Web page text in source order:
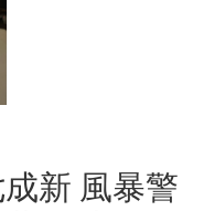
成新 風暴警